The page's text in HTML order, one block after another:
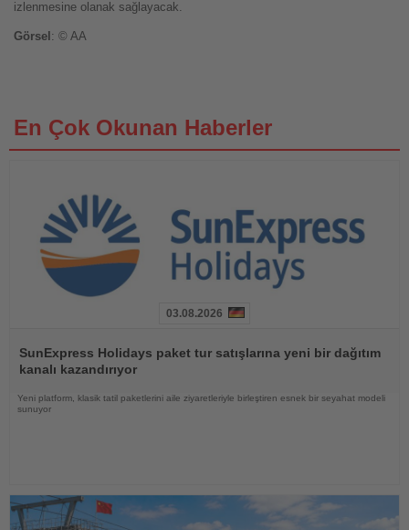
izlenmesine olanak sağlayacak.
Görsel : © AA
En Çok Okunan Haberler
Oku
03.08.2026
SunExpress Holidays paket tur satışlarına yeni bir dağıtım
kanalı kazandırıyor
Yeni platform, klasik tatil paketlerini aile ziyaretleriyle birleştiren esnek bir seyahat modeli
sunuyor